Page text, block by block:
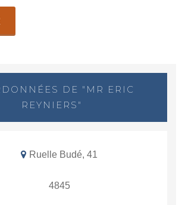
DE "MR ERIC
REYNIERS"
Ruelle Budé, 41
4845